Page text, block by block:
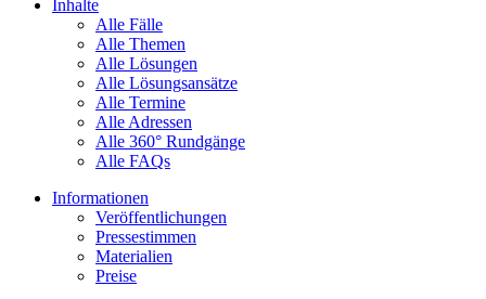
Inhalte
Alle Fälle
Alle Themen
Alle Lösungen
Alle Lösungsansätze
Alle Termine
Alle Adressen
Alle 360° Rundgänge
Alle FAQs
Informationen
Veröffentlichungen
Pressestimmen
Materialien
Preise